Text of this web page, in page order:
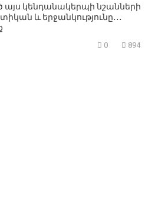
այս կենդանակերպի նշանների
և երջանկությունը․․․
0 894